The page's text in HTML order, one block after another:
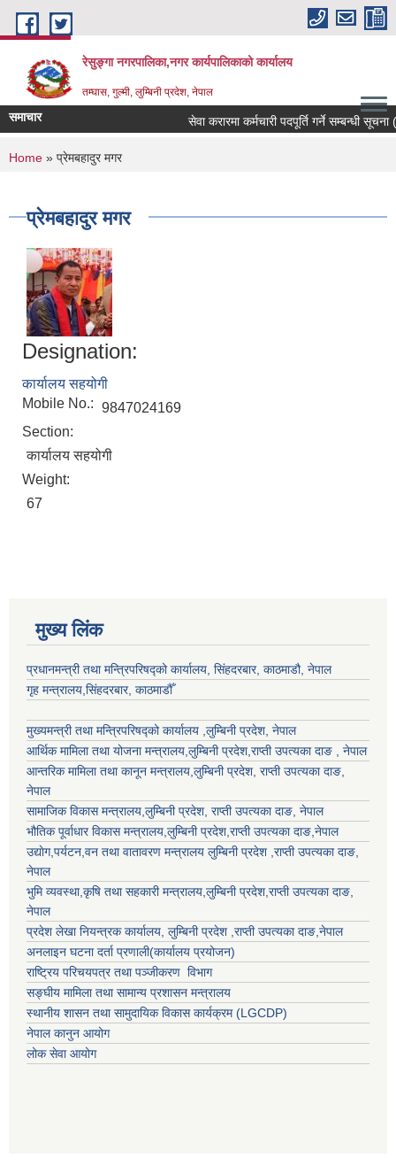
Skip to main content
रेसुङ्गा नगरपालिका,नगर कार्यपालिकाको कार्यालय
तम्घास, गुल्मी, लुम्बिनी प्रदेश, नेपाल
समाचार सेवा करारमा कर्मचारी पदपूर्ति गर्ने सम्बन्धी सूचना
You are here
Home » प्रेमबहादुर मगर
प्रेमबहादुर मगर
Designation:
कार्यालय सहयोगी
Mobile No.: 9847024169
Section:
कार्यालय सहयोगी
Weight:
67
मुख्य लिंक
प्रधानमन्त्री तथा मन्त्रिपरिषद्को कार्यालय, सिंहदरबार, काठमाडौ, नेपाल
गृह मन्त्रालय,सिंहदरबार, काठमाडौँ
मुख्यमन्त्री तथा मन्त्रिपरिषद्को कार्यालय ,लुम्बिनी प्रदेश, नेपाल
आर्थिक मामिला तथा योजना मन्त्रालय,लुम्बिनी प्रदेश,राप्ती उपत्यका दाङ , नेपाल
आन्तरिक मामिला तथा कानून मन्त्रालय,लुम्बिनी प्रदेश, राप्ती उपत्यका दाङ,
नेपाल
सामाजिक विकास मन्त्रालय,लुम्बिनी प्रदेश, राप्ती उपत्यका दाङ, नेपाल
भौतिक पूर्वाधार विकास मन्त्रालय,लुम्बिनी प्रदेश,राप्ती उपत्यका दाङ,नेपाल
उद्याेग,पर्यटन,वन तथा वातावरण मन्त्रालय लुम्बिनी प्रदेश ,राप्ती उपत्यका दाङ,
नेपाल
भुमि व्यवस्था,कृषि तथा सहकारी मन्त्रालय,लुम्बिनी प्रदेश,राप्ती उपत्यका दाङ,
नेपाल
प्रदेश लेखा नियन्त्रक कार्यालय, लुम्बिनी प्रदेश ,राप्ती उपत्यका दाङ,नेपाल
अनलाइन घटना दर्ता प्रणाली(कार्यालय प्रयोजन)
राष्ट्रिय परिचयपत्र तथा पञ्जीकरण विभाग
सङ्घीय मामिला तथा सामान्य प्रशासन मन्त्रालय
स्थानीय शासन तथा सामुदायिक विकास कार्यक्रम (LGCDP)
नेपाल कानुन आयोग
लोक सेवा आयोग